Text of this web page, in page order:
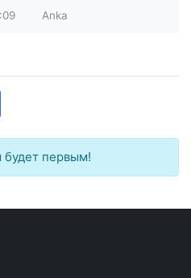
Anka
первым!